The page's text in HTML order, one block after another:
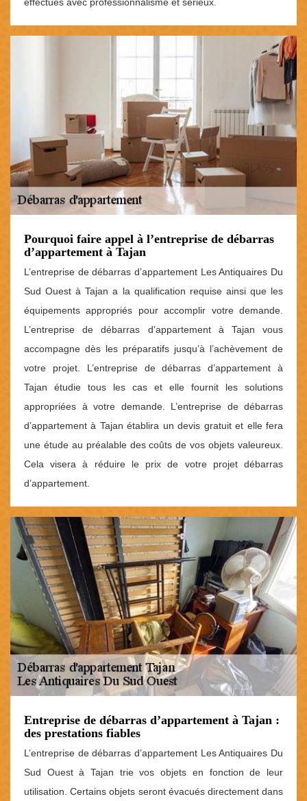
Pourquoi faire appel à l’entreprise de débarras
d’appartement à Tajan
L’entreprise de débarras d’appartement Les Antiquaires Du
Sud Ouest à Tajan a la qualification requise ainsi que les
équipements appropriés pour accomplir votre demande.
L’entreprise de débarras d’appartement à Tajan vous
accompagne dès les préparatifs jusqu’à l’achèvement de
votre projet. L’entreprise de débarras d’appartement à
Tajan étudie tous les cas et elle fournit les solutions
appropriées à votre demande. L’entreprise de débarras
d’appartement à Tajan établira un devis gratuit et elle fera
une étude au préalable des coûts de vos objets valeureux.
Cela visera à réduire le prix de votre projet débarras
d’appartement.
Entreprise de débarras d’appartement à Tajan :
des prestations fiables
L’entreprise de débarras d’appartement Les Antiquaires Du
Sud Ouest à Tajan trie vos objets en fonction de leur
utilisation. Certains objets seront évacués directement dans